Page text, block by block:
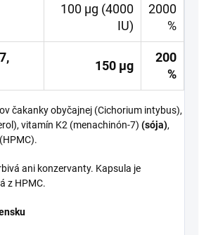
100 µg (4000
IU)
2000
%
150 µg
200
%
čakanky obyčajnej (Cichorium intybus),
vitamín K2 (menachinón-7) (sója),
ani konzervanty. Kapsula je
z HPMC.